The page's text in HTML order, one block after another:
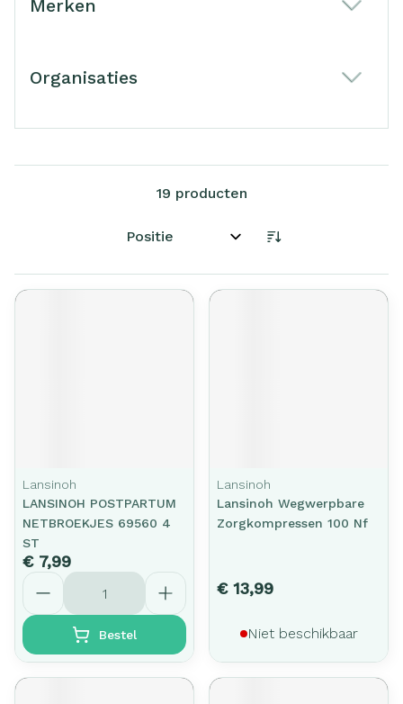
Merken
Organisaties
19 producten
Sorteer op:
Lansinoh
LANSINOH POSTPARTUM
NETBROEKJES 69560 4
ST
€ 7,99
Aantal
Bestel
Lansinoh
Lansinoh Wegwerpbare
Zorgkompressen 100 Nf
€ 13,99
Niet beschikbaar